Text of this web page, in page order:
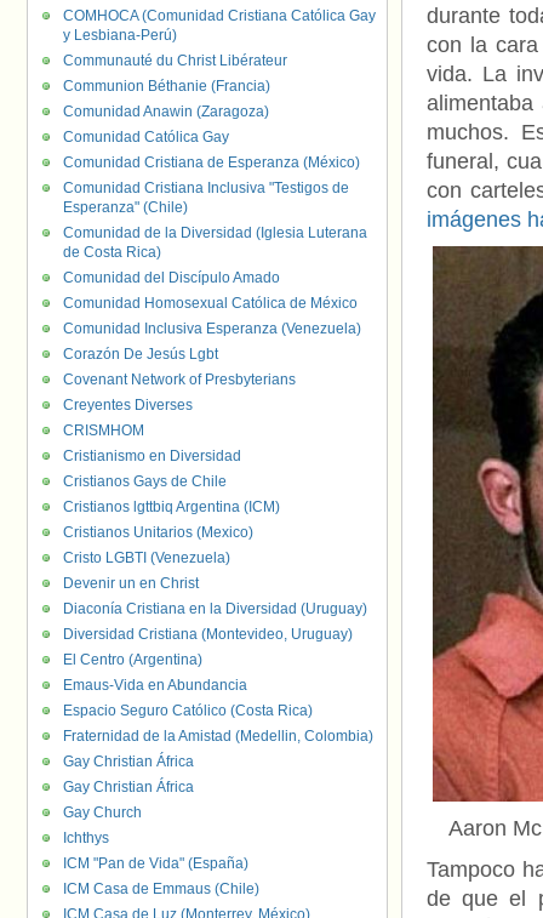
durante
con la
vida. La
muchos.
funeral,
con
imágenes
Aaron
Tampoco
de que el
COMHOCA (Comunidad Cristiana Católica Gay
y Lesbiana-Perú)
Communauté du Christ Libérateur
Communion Béthanie (Francia)
Comunidad Anawin (Zaragoza)
Comunidad Católica Gay
Comunidad Cristiana de Esperanza (México)
Comunidad Cristiana Inclusiva "Testigos de
Esperanza" (Chile)
Comunidad de la Diversidad (Iglesia Luterana
de Costa Rica)
Comunidad del Discípulo Amado
Comunidad Homosexual Católica de México
Comunidad Inclusiva Esperanza (Venezuela)
Corazón De Jesús Lgbt
Covenant Network of Presbyterians
Creyentes Diverses
CRISMHOM
Cristianismo en Diversidad
Cristianos Gays de Chile
Cristianos lgttbiq Argentina (ICM)
Cristianos Unitarios (Mexico)
Cristo LGBTI (Venezuela)
Devenir un en Christ
Diaconía Cristiana en la Diversidad (Uruguay)
Diversidad Cristiana (Montevideo, Uruguay)
El Centro (Argentina)
Emaus-Vida en Abundancia
Espacio Seguro Católico (Costa Rica)
Fraternidad de la Amistad (Medellin, Colombia)
Gay Christian África
Gay Christian África
Gay Church
Ichthys
ICM "Pan de Vida" (España)
ICM Casa de Emmaus (Chile)
ICM Casa de Luz (Monterrey, México)